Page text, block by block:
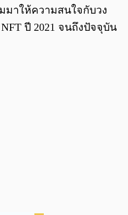
มาให้ความสนใจกับวง
ปี 2021 จนถึงปัจจุบัน